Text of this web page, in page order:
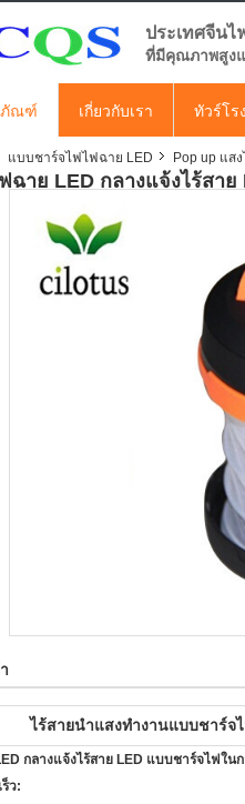
ประเทศจีน
ที่มีคุณภาพสูง
ภัณฑ์ เกี่ยวกับเรา ทัวร์โร
แบบชาร์จไฟไฟฉาย LED Pop up แส
ฉาย LED กลางแจ้งไร้สา
ไร้สายนำแสงทำงานแบบชาร์จ
กลางแจ้งไร้สาย LED แบบชาร์จไฟใน
ว: